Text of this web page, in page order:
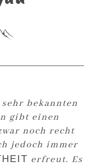
bekannten
gibt einen
noch recht
jedoch immer
erfreut. Es